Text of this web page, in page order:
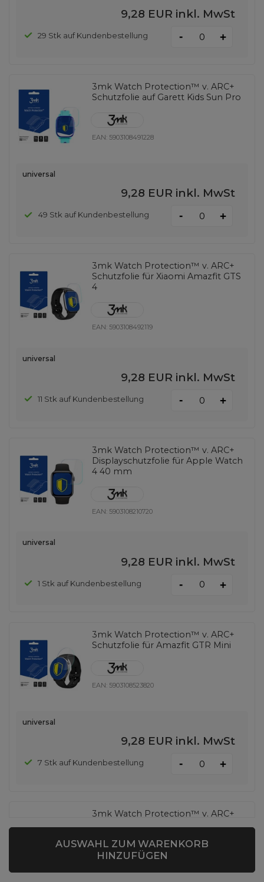
9,28 EUR inkl. MwSt
29 Stk auf Kundenbestellung - +
3mk Watch Protection™ v. ARC+
Schutzfolie auf Garett Kids Sun Pro
EAN: 5903108491228
universal
9,28 EUR inkl. MwSt
49 Stk auf Kundenbestellung - +
3mk Watch Protection™ v. ARC+
Schutzfolie für Xiaomi Amazfit GTS
4
EAN: 5903108492119
universal
9,28 EUR inkl. MwSt
11 Stk auf Kundenbestellung - +
3mk Watch Protection™ v. ARC+
Displayschutzfolie für Apple Watch
4 40 mm
EAN: 5903108210720
universal
9,28 EUR inkl. MwSt
1 Stk auf Kundenbestellung - +
3mk Watch Protection™ v. ARC+
Schutzfolie für Amazfit GTR Mini
EAN: 5903108523820
universal
9,28 EUR inkl. MwSt
7 Stk auf Kundenbestellung - +
3mk Watch Protection™ v. ARC+
AUSWAHL ZUM WARENKORB
HINZUFÜGEN